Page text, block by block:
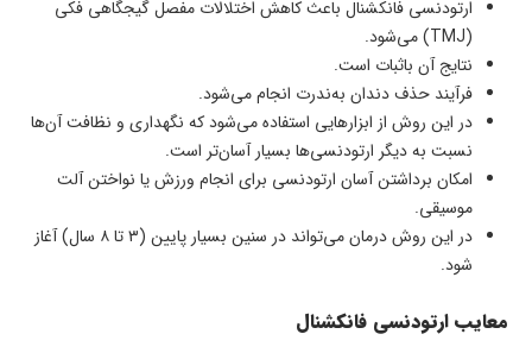
ارتودنسی فانکشنال باعث کاهش اختلالات مفصل گیجگاهی فکی
(TMJ) می‌شود.
نتایج آن باثبات است.
فرآیند حذف دندان به‌ندرت انجام می‌شود.
در این روش از ابزارهایی استفاده می‌شود که نگهداری و نظافت آن‌ها
نسبت به دیگر ارتودنسی‌ها بسیار آسان‌تر است.
امکان برداشتن آسان ارتودنسی برای انجام ورزش یا نواختن آلت
موسیقی.
در این روش درمان می‌تواند در سنین بسیار پایین (۳ تا ۸ سال) آغاز
شود.
معایب ارتودنسی فانکشنال